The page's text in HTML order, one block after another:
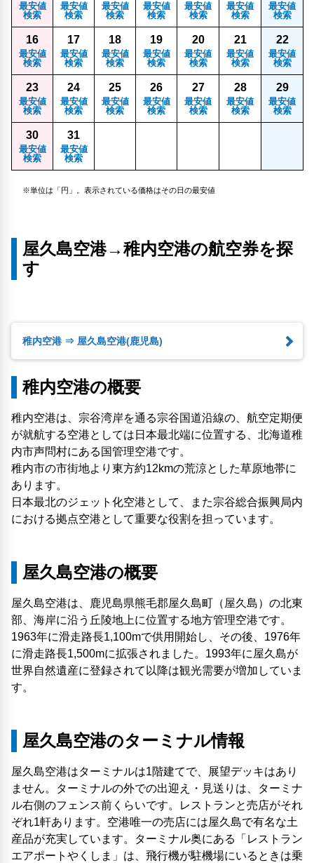
最安値
検索
最安値
検索
最安値
検索
最安値
検索
最安値
検索
最安値
検索
最安値
検索
16
最安値
検索
17
最安値
検索
18
最安値
検索
19
最安値
検索
20
最安値
検索
21
最安値
検索
22
最安値
検索
23
最安値
検索
24
最安値
検索
25
最安値
検索
26
最安値
検索
27
最安値
検索
28
最安値
検索
29
最安値
検索
30
最安値
検索
31
最安値
検索
※単位は「円」。表示されている価格はその日の最安値
屋久島空港→稚内空港の航空券を探
す
稚内空港 ⇒ 屋久島空港(鹿児島)
稚内空港の概要
稚内空港は、宗谷湾岸を通る宗谷国道沿線の、航空定期便
が就航する空港としては日本最北端に位置する、北海道稚
内市声問村にある国管理空港です。
稚内市の市街地より東方約12kmの荒涼とした草原地帯に
あります。
日本最北のジェット化空港として、また宗谷総合振興局内
における拠点空港として重要な役割を担っています。
屋久島空港の概要
屋久島空港は、鹿児島県熊毛郡屋久島町（屋久島）の北東
部、海岸に沿う丘陵地上に位置する地方管理空港です。
1963年に滑走路長1,100mで供用開始し、その後、1976年
に滑走路長1,500mに拡張されました。1993年に屋久島が
世界自然遺産に登録されて以降は観光需要が増加していま
す。
屋久島空港のターミナル情報
屋久島空港はターミナルは1階建てで、展望デッキはあり
ません。ターミナルの外での出迎え・見送りは、ターミナ
ル右側のフェンス前くらいです。レストランと売店がそれ
ぞれ1軒あります。空港唯一の売店には屋久島で有名な土
産品が充実しています。ターミナル奥にある「レストラン
エアポートやくしま」は、飛行機が駐機場にいるときは乗